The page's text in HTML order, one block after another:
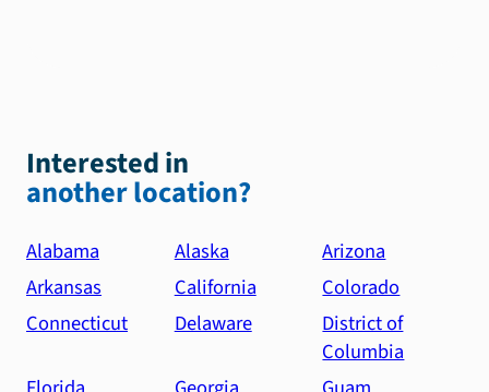
Interested in
another location?
Alabama Alaska
Arizona
Arkansas
California
Colorado
Connecticut
Delaware
District of
Columbia